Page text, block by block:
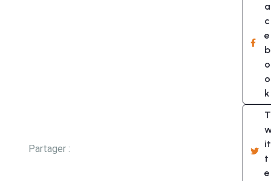
Partager :
a
c
e
b
o
o
k
T
it
t
e